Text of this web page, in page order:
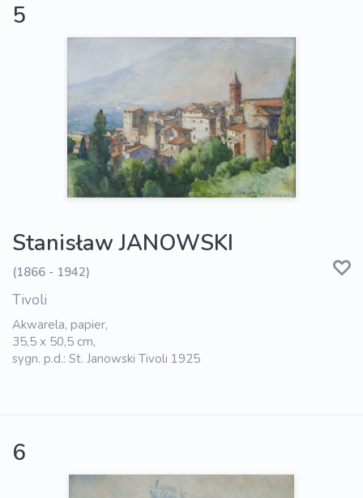
5
Stanisław JANOWSKI
(1866 - 1942)
Tivoli
Akwarela, papier,
35,5 x 50,5 cm,
sygn. p.d.: St. Janowski Tivoli 1925
6